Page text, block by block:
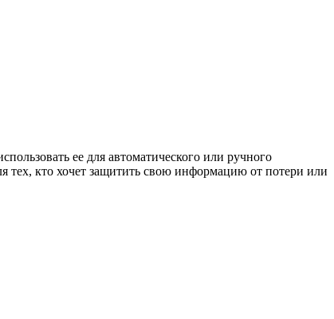
ее для автоматического или ручного
тех, кто хочет защитить свою информацию от потери или